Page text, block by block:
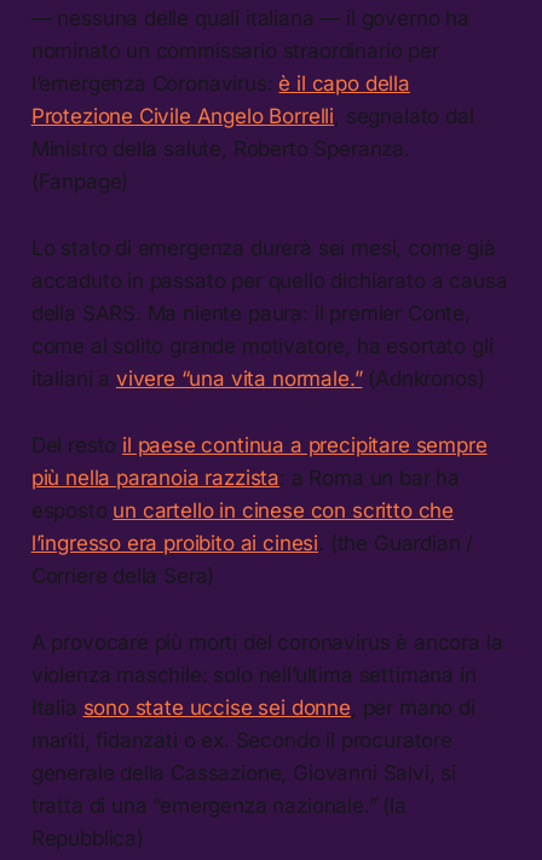
— nessuna delle quali italiana — il governo ha
nominato un commissario straordinario per
l’emergenza Coronavirus: è il capo della
Protezione Civile Angelo Borrelli, segnalato dal
Ministro della salute, Roberto Speranza.
(Fanpage)
Lo stato di emergenza durerà sei mesi, come già
accaduto in passato per quello dichiarato a causa
della SARS. Ma niente paura: il premier Conte,
come al solito grande motivatore, ha esortato gli
italiani a vivere “una vita normale.”(Adnkronos)
Del resto il paese continua a precipitare sempre
più nella paranoia razzista: a Roma un bar ha
esposto un cartello in cinese con scritto che
l’ingresso era proibito ai cinesi. (the Guardian /
Corriere della Sera)
A provocare più morti del coronavirus è ancora la
violenza maschile: solo nell’ultima settimana in
Italia sono state uccise sei donne, per mano di
mariti, fidanzati o ex. Secondo il procuratore
generale della Cassazione, Giovanni Salvi, si
tratta di una “emergenza nazionale.” (la
Repubblica)